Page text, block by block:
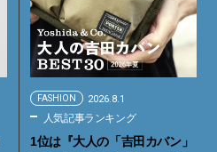
FASHION 2026.8.1
人気記事ランキング
1位は『大人の「吉田カバン」